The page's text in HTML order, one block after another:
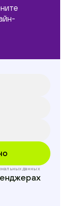
данных